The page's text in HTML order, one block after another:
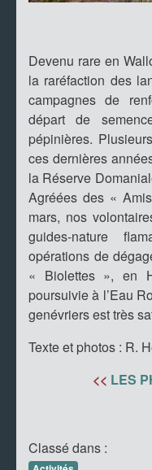
Devenu rare en
la raréfaction des
campagnes de
départ de
pépinières.
ces dernières
la Réserve
Agréées des «
mars, nos
guides-nature
opérations de
« Biolettes », en
poursuivie à l’Eau
genévriers est très
Texte et photos : R.
<< LES
Classé dans :